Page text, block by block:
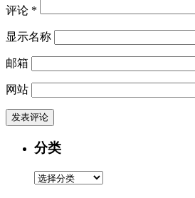
评论 *
显示名称
邮箱
网站
分类
分